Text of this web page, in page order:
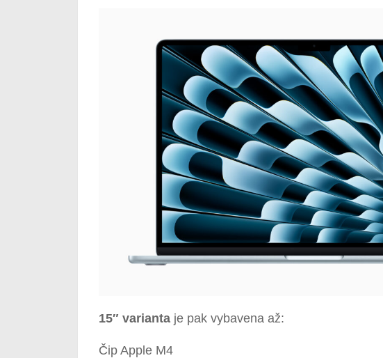
15″ varianta je pak vybavena až:
Čip Apple M4